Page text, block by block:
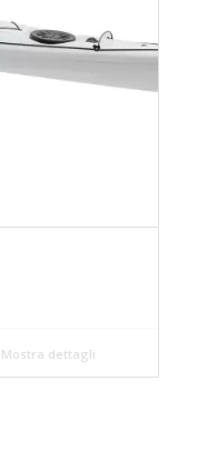
Mostra dettagli